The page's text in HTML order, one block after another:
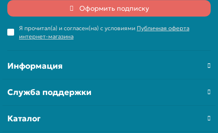
Оформить подписку
Я прочитал(а) и согласен(на) с условиями Публичная оферта
интернет-магазина
Информация
Служба поддержки
Каталог